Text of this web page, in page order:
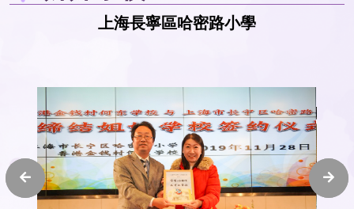
上海長寧區哈密路小學